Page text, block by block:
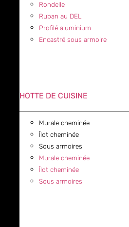
Rondelle
Ruban au DEL
Profilé aluminium
Encastré sous armoire
HOTTE DE CUISINE
Murale cheminée
Îlot cheminée
Sous armoires
Murale cheminée
Îlot cheminée
Sous armoires